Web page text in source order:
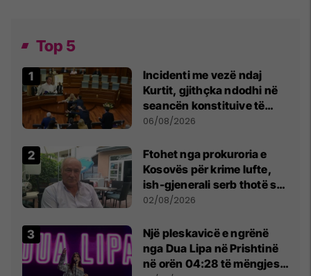
Top 5
Incidenti me vezë ndaj
Kurtit, gjithçka ndodhi në
seancën konstituive të
Kuvendit
06/08/2026
Ftohet nga prokuroria e
Kosovës për krime lufte,
ish-gjenerali serb thotë se
dikush e tradhtoi në
02/08/2026
Një pleskavicë e ngrënë
nga Dua Lipa në Prishtinë
në orën 04:28 të mëngjesit